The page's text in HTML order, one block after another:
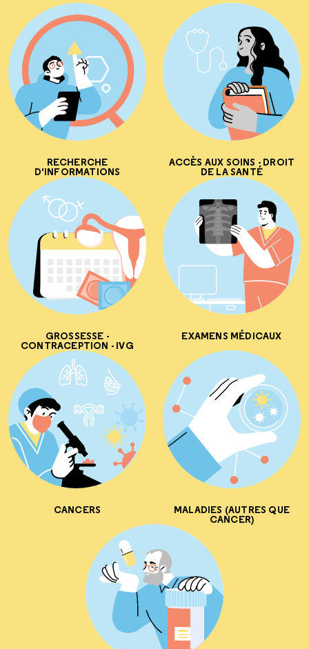
RECHERCHE
D'INFORMATIONS
ACCÈS AUX SOINS - DROIT
DE LA SANTÉ
GROSSESSE -
CONTRACEPTION - IVG
EXAMENS MÉDICAUX
CANCERS MALADIES (AUTRES QUE
CANCER)